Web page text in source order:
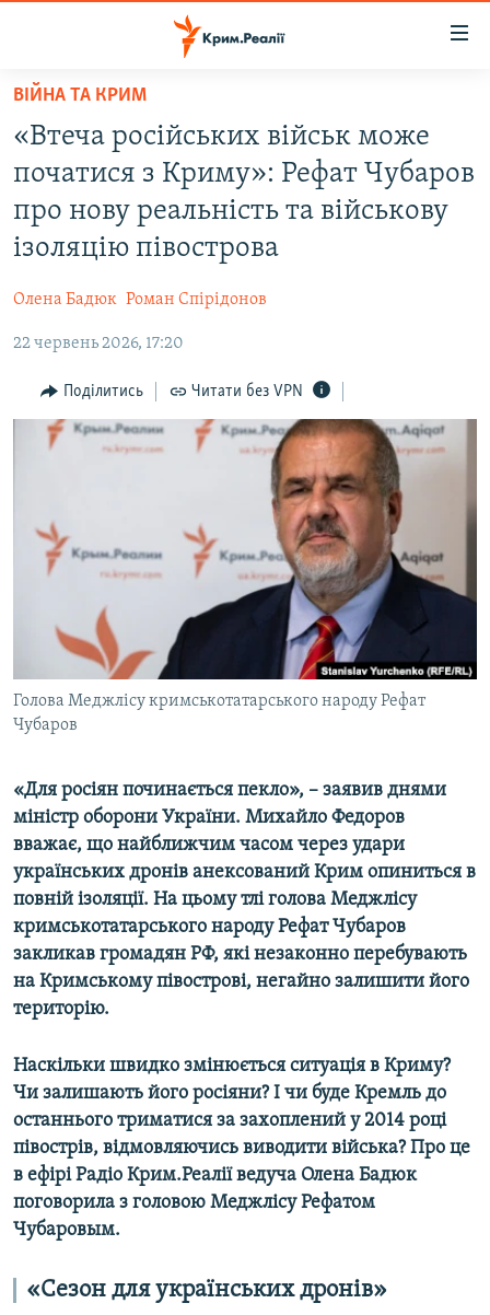
Перейти
основного
матеріалу
до
основної
Перейти
до
ВОДА.КРИМ
ПОЛІТИКА
ПОГЛЯД
ІНТЕРВ'Ю
ВСЕ ЗА ДЕНЬ
СПЕЦПРОЕКТИ
СВІДЧЕННЯ ОКУПАЦІЇ
ІНФОГРАФІКА
Русский
Qırımtatar
ДОЛУЧАЙСЯ!
Усі сайти RFE/RL
ВІЙНА ТА КРИМ
«Втеча російських військ може
початися з Криму»: Рефат Чубаров
про нову реальність та військову
ізоляцію півострова
Олена Бадюк Роман Спірідонов
22 червень 2026, 17:20
Поділитись Читати без VPN
Голова Меджлісу кримськотатарського народу Рефат
Чубаров
«Для росіян починається пекло», – заявив днями
міністр оборони України. Михайло Федоров
вважає, що найближчим часом через удари
українських дронів анексований Крим опиниться в
повній ізоляції. На цьому тлі голова Меджлісу
кримськотатарського народу Рефат Чубаров
закликав громадян РФ, які незаконно перебувають
на Кримському півострові, негайно залишити його
територію.
Наскільки швидко змінюється ситуація в Криму?
Чи залишають його росіяни? І чи буде Кремль до
останнього триматися за захоплений у 2014 році
півострів, відмовляючись виводити війська? Про це
в ефірі Радіо Крим.Реалії ведуча Олена Бадюк
поговорила з головою Меджлісу Рефатом
Чубаровым.
«Сезон для українських дронів»